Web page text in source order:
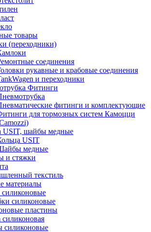
товары
(переходники)
соединения
рукавные и крабовые соединения
и переходники
Фитинги
фитинги и комплектующие
для тормозных систем Камоцци
USIT, шайбы медные
USIT
медные
и стяжки
текстиль
материалы
силиконовые
силиконовые
пластины
силиконовая